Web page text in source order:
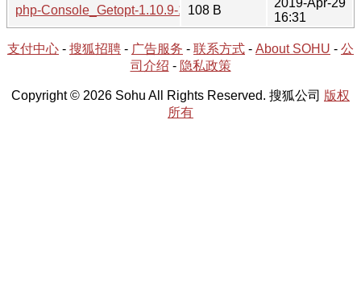
php-Console_Getopt-1.10.9-1.tar.xz
108 B
16:31
支付中心 - 搜狐招聘 - 广告服务 - 联系方式 - About SOHU - 公
司介绍 - 隐私政策
Copyright © 2026 Sohu All Rights Reserved. 搜狐公司 版权
所有